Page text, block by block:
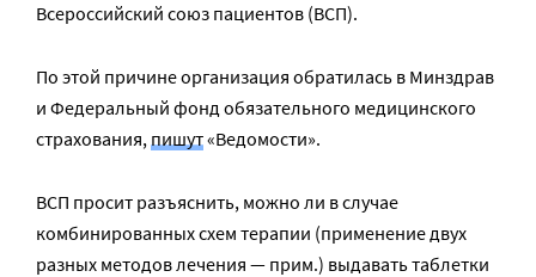
Всероссийский союз пациентов (ВСП).
По этой причине организация обратилась в Минздрав
и Федеральный фонд обязательного медицинского
страхования,пишут«Ведомости».
ВСП просит разъяснить, можно ли в случае
комбинированных схем терапии (применение двух
разных методов лечения — прим.) выдавать таблетки